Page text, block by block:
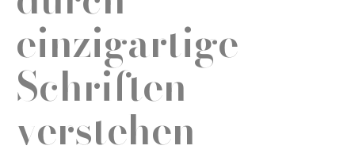
einzigartige
Schriften
verstehen